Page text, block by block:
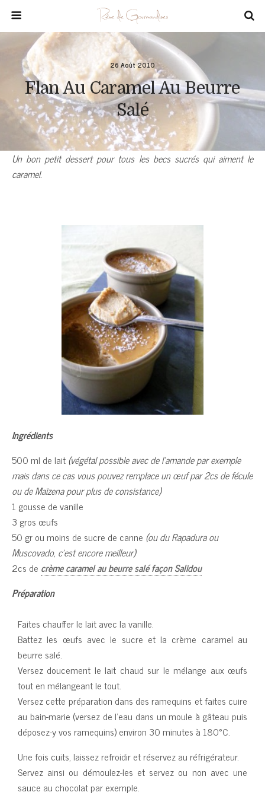
26 Août 2010
Flan Au Caramel Au Beurre
Salé
Un bon petit dessert pour tous les becs sucrés qui aiment le
caramel.
Ingrédients
500 ml de lait(végétal possible avec de l’amande par exemple
mais dans ce cas vous pouvez remplace un œuf par 2cs de fécule
ou de Maïzena pour plus de consistance)
1 gousse de vanille
3 gros œufs
50 gr ou moins de sucre de canne (ou du Rapadura ou
Muscovado, c’est encore meilleur)
2cs de crème caramel au beurre salé façon Salidou
Préparation
Faites chauffer le lait avec la vanille.
Battez les œufs avec le sucre et la crème caramel au
beurre salé.
Versez doucement le lait chaud sur le mélange aux œufs
tout en mélangeant le tout.
Versez cette préparation dans des ramequins et faites cuire
au bain-marie (versez de l’eau dans un moule à gâteau puis
déposez-y vos ramequins) environ 30 minutes à 180°C.
Une fois cuits, laissez refroidir et réservez au réfrigérateur.
Servez ainsi ou démoulez-les et servez ou non avec une
sauce au chocolat par exemple.